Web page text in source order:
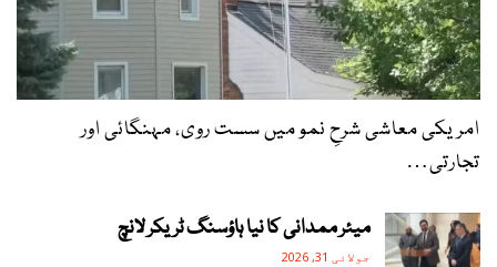
امریکی معاشی شرحِ نمو میں سست روی، مہنگائی اور
تجارتی…
میئر ممدانی کا نیا ہاؤسنگ ٹریکر لانچ
جولائی 31, 2026